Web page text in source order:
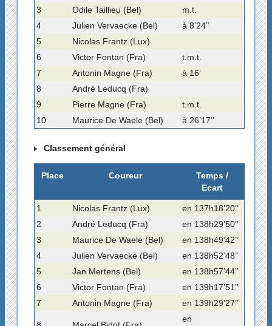
3 Odile Taillieu (Bel)
m.t.
4
Julien Vervaecke (Bel)
à 8’24’’
5
Nicolas Frantz (Lux)
6
Victor Fontan (Fra)
t.m.t.
7
Antonin Magne (Fra)
à 16’
8
André Leducq (Fra)
9
Pierre Magne (Fra)
t.m.t.
10
Maurice De Waele (Bel) à 26’17’’
Classement général
Place Coureur
Temps /
Ecart
1 Nicolas Frantz (Lux)
en 137h18’20’’
2
André Leducq (Fra)
en 138h29’50’’
3
Maurice De Waele (Bel)
en 138h49’42’’
4
Julien Vervaecke (Bel)
en 138h52’48’’
5
Jan Mertens (Bel)
en 138h57’44’’
6
Victor Fontan (Fra)
en 139h17’51’’
7
Antonin Magne (Fra) en 139h29’27’’
en